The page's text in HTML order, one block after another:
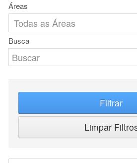
Áreas
Busca
Filtrar
Limpar